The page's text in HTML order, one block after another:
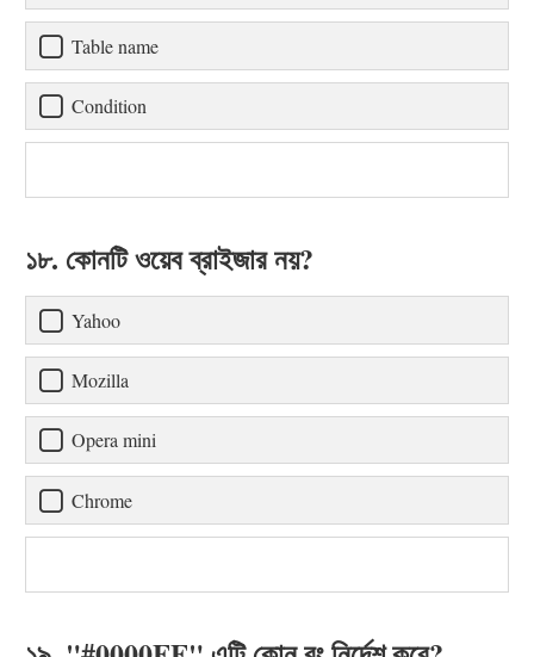
Table name
Condition
১৮. কোনটি ওয়েব ব্রাইজার নয়?
Yahoo
Mozilla
Opera mini
Chrome